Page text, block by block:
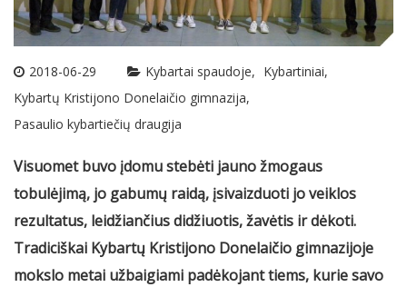
2018-06-29 Kybartai spaudoje
Kybartiniai
Kybartų Kristijono Donelaičio gimnazija
Pasaulio kybartiečių draugija
Visuomet buvo įdomu stebėti jauno žmogaus
tobulėjimą, jo gabumų raidą, įsivaizduoti jo veiklos
rezultatus, leidžiančius didžiuotis, žavėtis ir dėkoti.
Tradiciškai Kybartų Kristijono Donelaičio gimnazijoje
mokslo metai užbaigiami padėkojant tiems, kurie savo